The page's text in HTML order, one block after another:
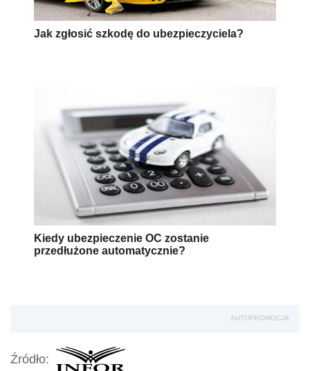
Jak zgłosić szkodę do ubezpieczyciela?
Kiedy ubezpieczenie OC zostanie
przedłużone automatycznie?
AUTOPROMOCJA
Źródło: